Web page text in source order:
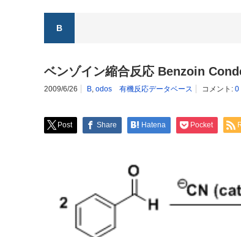
B
ベンゾイン縮合反応 Benzoin
2009/6/26 B, odos 有機反応データベース コメント: 0
Post Share Hatena Pocket